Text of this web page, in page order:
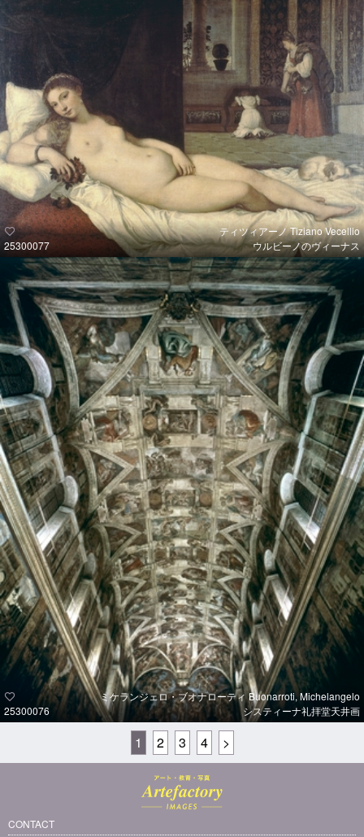
25300077
ティツィアーノ Tiziano Vecellio
ウルビーノのヴィーナス
25300076
ミケランジェロ・ブオナローティ Buonarroti, Michelangelo
システィーナ礼拝堂天井画
1 2 3 4 >
CONTACT